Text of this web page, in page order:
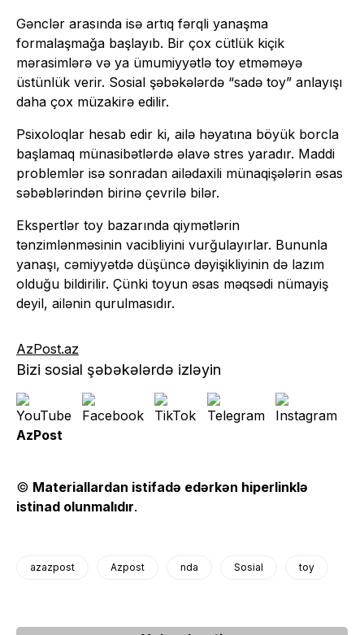
Gənclər arasında isə artıq fərqli yanaşma
formalaşmağa başlayıb. Bir çox cütlük kiçik
mərasimlərə və ya ümumiyyətlə toy etməməyə
üstünlük verir. Sosial şəbəkələrdə “sadə toy” anlayışı
daha çox müzakirə edilir.
Psixoloqlar hesab edir ki, ailə həyatına böyük borcla
başlamaq münasibətlərdə əlavə stres yaradır. Maddi
problemlər isə sonradan ailədaxili münaqişələrin əsas
səbəblərindən birinə çevrilə bilər.
Ekspertlər toy bazarında qiymətlərin
tənzimlənməsinin vacibliyini vurğulayırlar. Bununla
yanaşı, cəmiyyətdə düşüncə dəyişikliyinin də lazım
olduğu bildirilir. Çünki toyun əsas məqsədi nümayiş
deyil, ailənin qurulmasıdır.
AzPost.az
Bizi sosial şəbəkələrdə izləyin
AzPost
© Materiallardan istifadə edərkən hiperlinklə
istinad olunmalıdır.
azazpost Azpost nda Sosial toy